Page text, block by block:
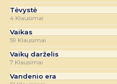
Tėvystė
4 Klausimai
Vaikas
59 Klausimai
Vaikų darželis
7 Klausimai
Vandenio era